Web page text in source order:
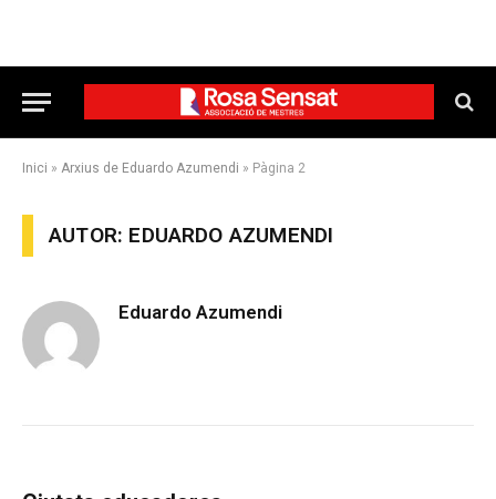
Inici » Arxius de Eduardo Azumendi » Pàgina 2
AUTOR: EDUARDO AZUMENDI
Eduardo Azumendi